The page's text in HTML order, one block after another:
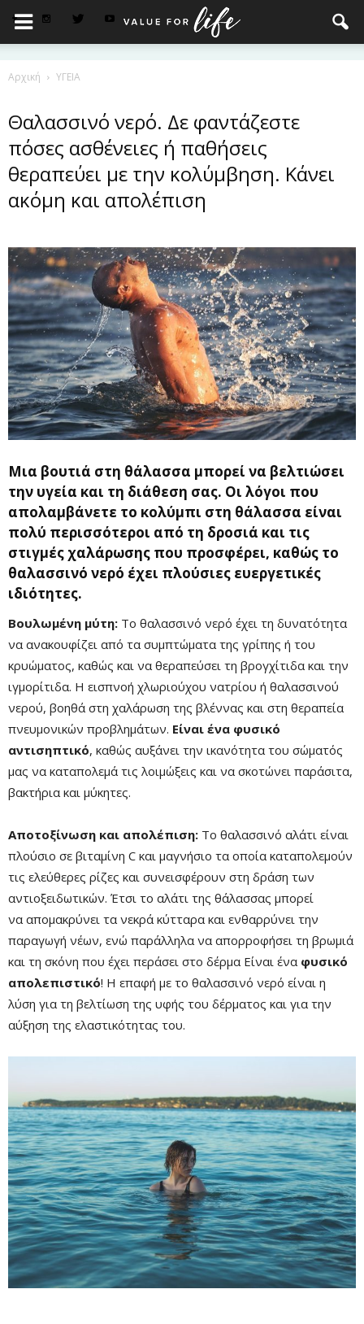
Αρχική ΥΓΕΙΑ
Θαλασσινό νερό. Δε φαντάζεστε
πόσες ασθένειες ή παθήσεις
θεραπεύει με την κολύμβηση. Κάνει
ακόμη και απολέπιση
Μια βουτιά στη θάλασσα μπορεί να βελτιώσει
την υγεία και τη διάθεση σας. Οι λόγοι που
απολαμβάνετε το κολύμπι στη θάλασσα είναι
πολύ περισσότεροι από τη δροσιά και τις
στιγμές χαλάρωσης που προσφέρει, καθώς το
θαλασσινό νερό έχει πλούσιες ευεργετικές
ιδιότητες.
Βουλωμένη μύτη: Το θαλασσινό νερό έχει τη δυνατότητα
να ανακουφίζει από τα συμπτώματα της γρίπης ή του
κρυώματος, καθώς και να θεραπεύσει τη βρογχίτιδα και την
ιγμορίτιδα. Η εισπνοή χλωριούχου νατρίου ή θαλασσινού
νερού, βοηθά στη χαλάρωση της βλέννας και στη θεραπεία
πνευμονικών προβλημάτων. Είναι ένα φυσικό
αντισηπτικό, καθώς αυξάνει την ικανότητα του σώματός
μας να καταπολεμά τις λοιμώξεις και να σκοτώνει παράσιτα,
βακτήρια και μύκητες.
Mute
Αποτοξίνωση και απολέπιση: Το θαλασσινό αλάτι είναι
πλούσιο σε βιταμίνη C και μαγνήσιο τα οποία καταπολεμούν
τις ελεύθερες ρίζες και συνεισφέρουν στη δράση των
αντιοξειδωτικών. Έτσι το αλάτι της θάλασσας μπορεί
να απομακρύνει τα νεκρά κύτταρα και ενθαρρύνει την
παραγωγή νέων, ενώ παράλληλα να απορροφήσει τη βρωμιά
και τη σκόνη που έχει περάσει στο δέρμα Είναι ένα φυσικό
απολεπιστικό! Η επαφή με το θαλασσινό νερό είναι η
λύση για τη βελτίωση της υφής του δέρματος και για την
αύξηση της ελαστικότητας του.